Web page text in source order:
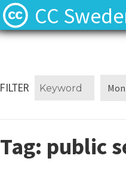
CC
FILTER
Tag: public